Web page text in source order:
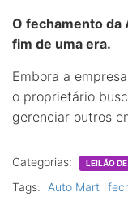
O fechamento da
fim de uma era.
Embora a
o proprietário
gerenciar outros
Categorias: LEILÃO
Tags: Auto Mart